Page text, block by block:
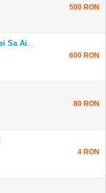
500 RON
600 RON
80 RON
4 RON